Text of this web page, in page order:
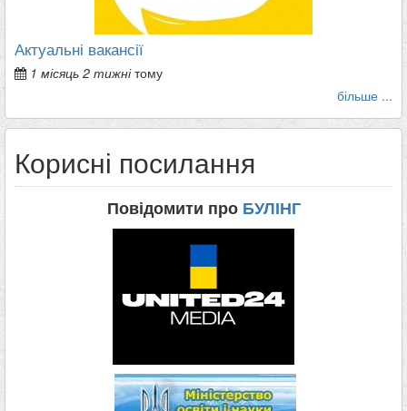
Актуальні вакансії
1 місяць 2 тижнітому
більше ...
Корисні посилання
Повідомити про БУЛІНГ